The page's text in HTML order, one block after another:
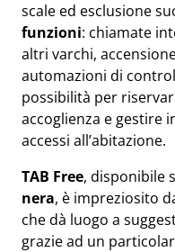
scale ed esclusione
funzioni: chiamate
altri varchi,
automazioni di
possibilità per
accoglienza e gestire
accessi all’abitazione.
TAB Free, disponibile
nera, è impreziosito
che dà luogo a
grazie ad un